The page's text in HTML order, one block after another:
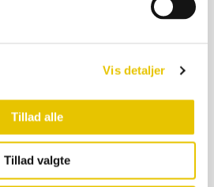
Vis detaljer
Tillad alle
Tillad valgte
NM/LN